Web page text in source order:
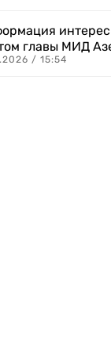
главы МИД
/ 15:54